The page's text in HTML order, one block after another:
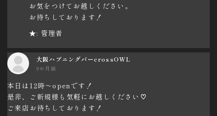
お気をつけてお越しください。
お待ちしております！
★: 管理者
大阪ハプニングバーcrossOWL
9か月前
本日は12時～openです！
是非、ご新規様も気軽にお越しください♡
ご来店お待ちしております！